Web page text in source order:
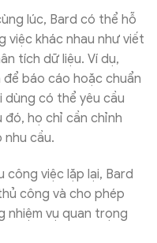
lúc, Bard có thể hỗ
việc khác nhau như viết
tích dữ liệu. Ví dụ,
báo cáo hoặc chuẩn
có thể yêu cầu
đó, họ chỉ cần chỉnh
nhu cầu.
công việc lặp lại, Bard
công và cho phép
nhiệm vụ quan trọng